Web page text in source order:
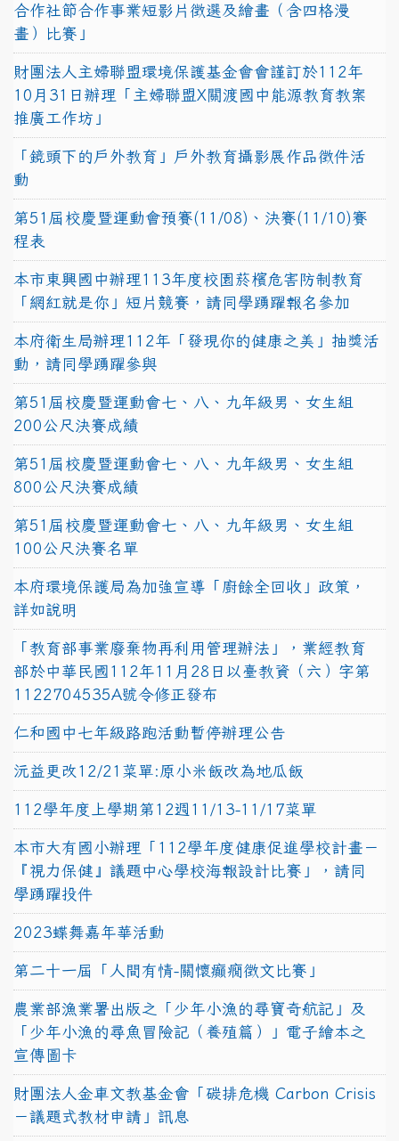
合作社節合作事業短影片徵選及繪畫（含四格漫
畫）比賽」
財團法人主婦聯盟環境保護基金會會謹訂於112年
10月31日辦理「主婦聯盟X關渡國中能源教育教案
推廣工作坊」
「鏡頭下的戶外教育」戶外教育攝影展作品徵件活
動
第51屆校慶暨運動會預賽(11/08)、決賽(11/10)賽
程表
本市東興國中辦理113年度校園菸檳危害防制教育
「網紅就是你」短片競賽，請同學踴躍報名參加
本府衛生局辦理112年「發現你的健康之美」抽獎活
動，請同學踴躍參與
第51屆校慶暨運動會七、八、九年級男、女生組
200公尺決賽成績
第51屆校慶暨運動會七、八、九年級男、女生組
800公尺決賽成績
第51屆校慶暨運動會七、八、九年級男、女生組
100公尺決賽名單
本府環境保護局為加強宣導「廚餘全回收」政策，
詳如說明
「教育部事業廢棄物再利用管理辦法」，業經教育
部於中華民國112年11月28日以臺教資（六）字第
1122704535A號令修正發布
仁和國中七年級路跑活動暫停辦理公告
沅益更改12/21菜單:原小米飯改為地瓜飯
112學年度上學期第12週11/13-11/17菜單
本市大有國小辦理「112學年度健康促進學校計畫－
『視力保健』議題中心學校海報設計比賽」，請同
學踴躍投件
2023蝶舞嘉年華活動
第二十一屆「人間有情-關懷癲癇徵文比賽」
農業部漁業署出版之「少年小漁的尋寶奇航記」及
「少年小漁的尋魚冒險記（養殖篇）」電子繪本之
宣傳圖卡
財團法人金車文教基金會「碳排危機 Carbon Crisis
－議題式教材申請」訊息